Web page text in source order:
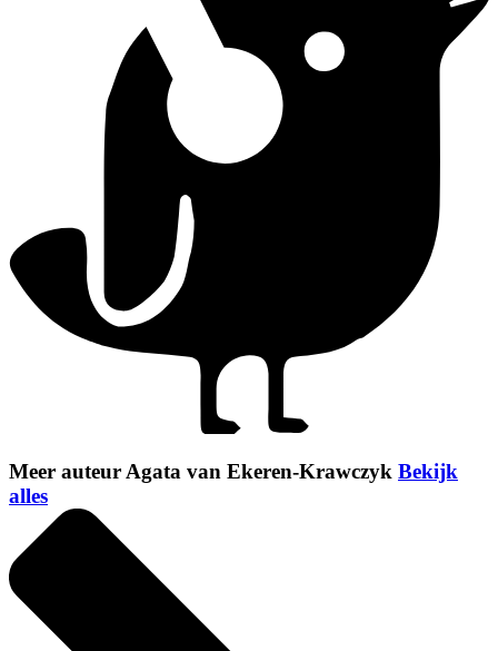
Meer auteur Agata van Ekeren-Krawczyk Bekijk
alles